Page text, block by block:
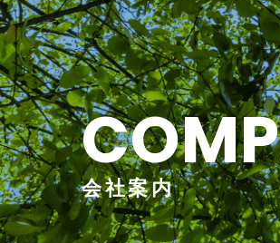
会社案内